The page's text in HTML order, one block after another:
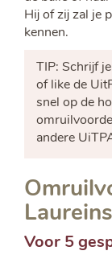
Hij of zij zal je
kennen.
TIP: Schrijf
of like de
snel op de
andere
Laureins
Voor 5